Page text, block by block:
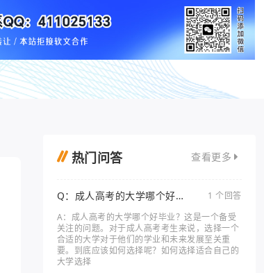
热门问答 查看更多
Q：成人高考的大学哪个好毕
业
1 个回答
A：成人高考的大学哪个好毕业？这是一个备受
关注的问题。对于成人高考考生来说，选择一个
合适的大学对于他们的学业和未来发展至关重
要。到底应该如何选择呢？如何选择适合自己的
大学选择